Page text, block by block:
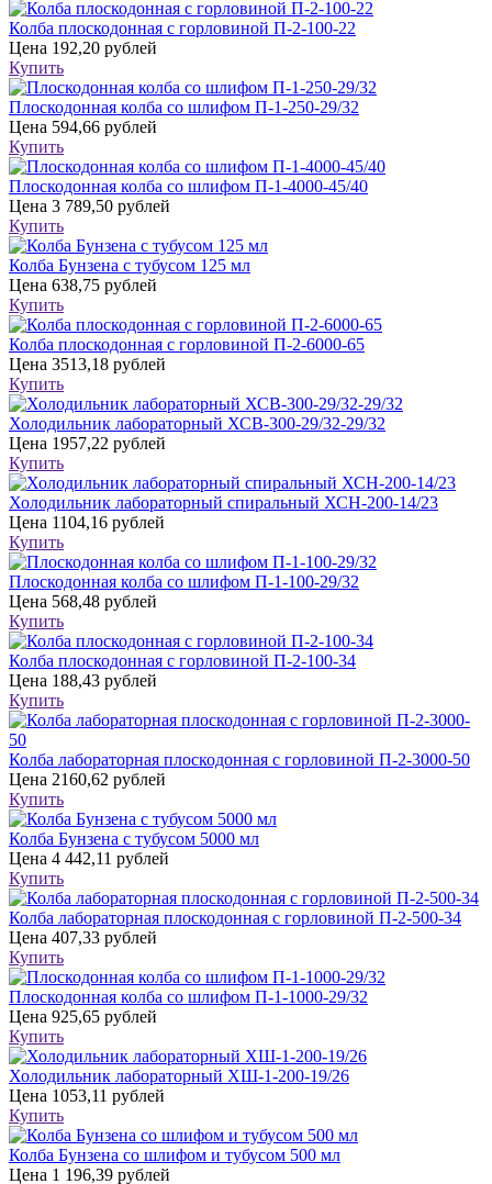
Колба плоскодонная с горловиной П-2-100-22
Цена 192,20 рублей
Купить
Плоскодонная колба со шлифом П-1-250-29/32
Цена 594,66 рублей
Купить
Плоскодонная колба со шлифом П-1-4000-45/40
Цена 3 789,50 рублей
Купить
Колба Бунзена с тубусом 125 мл
Цена 638,75 рублей
Купить
Колба плоскодонная с горловиной П-2-6000-65
Цена 3513,18 рублей
Купить
Холодильник лабораторный ХСВ-300-29/32-29/32
Цена 1957,22 рублей
Купить
Холодильник лабораторный спиральный ХСН-200-14/23
Цена 1104,16 рублей
Купить
Плоскодонная колба со шлифом П-1-100-29/32
Цена 568,48 рублей
Купить
Колба плоскодонная с горловиной П-2-100-34
Цена 188,43 рублей
Купить
Колба лабораторная плоскодонная с горловиной П-2-3000-50
Цена 2160,62 рублей
Купить
Колба Бунзена с тубусом 5000 мл
Цена 4 442,11 рублей
Купить
Колба лабораторная плоскодонная с горловиной П-2-500-34
Цена 407,33 рублей
Купить
Плоскодонная колба со шлифом П-1-1000-29/32
Цена 925,65 рублей
Купить
Холодильник лабораторный ХШ-1-200-19/26
Цена 1053,11 рублей
Купить
Колба Бунзена со шлифом и тубусом 500 мл
Цена 1 196,39 рублей